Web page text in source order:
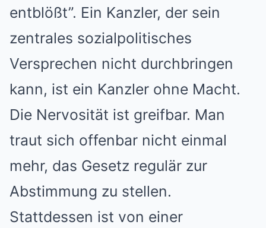
entblößt”. Ein Kanzler, der sein
zentrales sozialpolitisches
Versprechen nicht durchbringen
kann, ist ein Kanzler ohne Macht.
Die Nervosität ist greifbar. Man
traut sich offenbar nicht einmal
mehr, das Gesetz regulär zur
Abstimmung zu stellen.
Stattdessen ist von einer